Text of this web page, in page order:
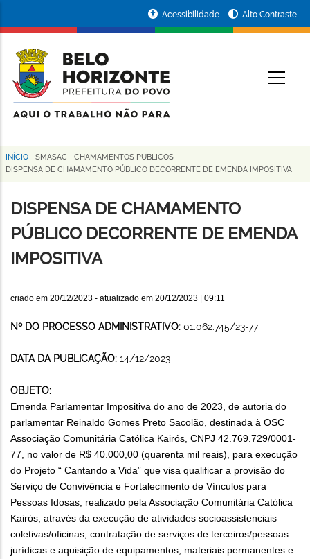
conteúdo
principal
da
Prefeitura
de
Horizonte
Acessibilidade Alto Contraste
Trilha
navegação
INÍCIO - SMASAC - CHAMAMENTOS PUBLICOS -
DISPENSA DE CHAMAMENTO PÚBLICO DECORRENTE DE EMENDA IMPOSITIVA
DISPENSA DE CHAMAMENTO
PÚBLICO DECORRENTE DE EMENDA
IMPOSITIVA
criado em 20/12/2023 - atualizado em 20/12/2023 | 09:11
Nº DO PROCESSO ADMINISTRATIVO: 01.062.745/23-77
DATA DA PUBLICAÇÃO: 14/12/2023
OBJETO:
Emenda Parlamentar Impositiva do ano de 2023, de autoria do
parlamentar Reinaldo Gomes Preto Sacolão, destinada à OSC
Associação Comunitária Católica Kairós, CNPJ 42.769.729/0001-
77, no valor de R$ 40.000,00 (quarenta mil reais), para execução
do Projeto “ Cantando a Vida” que visa qualificar a provisão do
Serviço de Convivência e Fortalecimento de Vínculos para
Pessoas Idosas, realizado pela Associação Comunitária Católica
Kairós, através da execução de atividades socioassistenciais
coletivas/oficinas, contratação de serviços de terceiros/pessoas
jurídicas e aquisição de equipamentos, materiais permanentes e